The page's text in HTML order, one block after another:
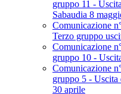
gruppo 11 -
Sabaudia 8
Comunicazione
Terzo gruppo
Comunicazione
gruppo 10 -
Comunicazione
gruppo 5 - Uscita
30 aprile